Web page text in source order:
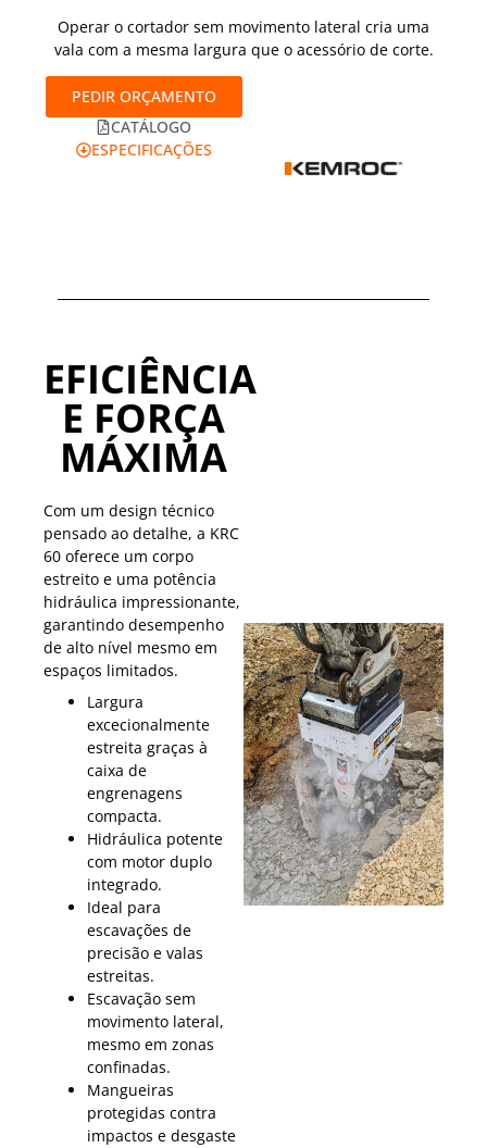
Operar o cortador sem movimento lateral cria uma
vala com a mesma largura que o acessório de corte.
PEDIR ORÇAMENTO
CATÁLOGO
ESPECIFICAÇÕES
EFICIÊNCIA
E FORÇA
MÁXIMA
Com um design técnico
pensado ao detalhe, a KRC
60 oferece um corpo
estreito e uma potência
hidráulica impressionante,
garantindo desempenho
de alto nível mesmo em
espaços limitados.
Largura
excecionalmente
estreita graças à
caixa de
engrenagens
compacta.
Hidráulica potente
com motor duplo
integrado.
Ideal para
escavações de
precisão e valas
estreitas.
Escavação sem
movimento lateral,
mesmo em zonas
confinadas.
Mangueiras
protegidas contra
impactos e desgaste